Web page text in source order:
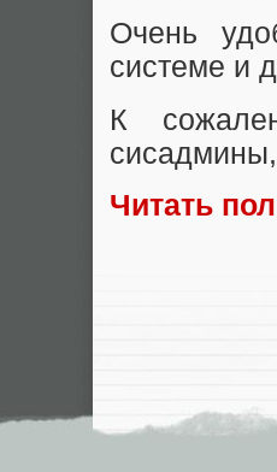
Очень
системе и
К
Читать